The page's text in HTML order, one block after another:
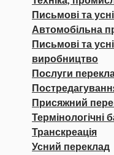
Письмові та
Автомобільна
Письмові та
виробництво
Послуги
Присяжний
Термінологічні
Транскреація
Усний переклад